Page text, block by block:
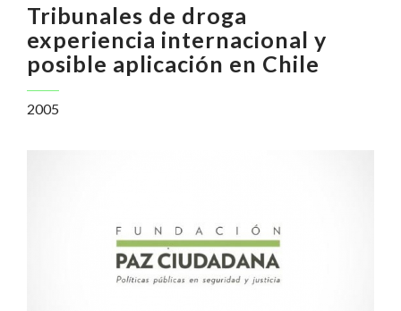
Tribunales de droga
experiencia internacional y
posible aplicación en Chile
2005